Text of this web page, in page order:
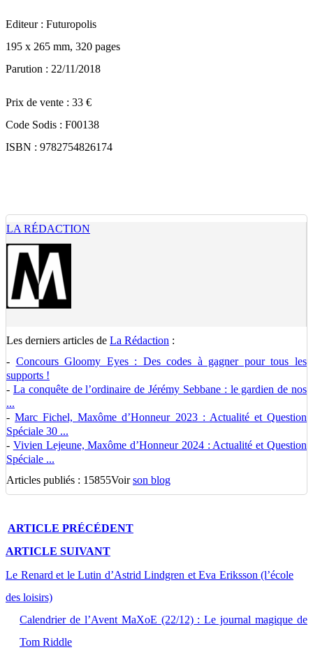
Editeur : Futuropolis
195 x 265 mm, 320 pages
Parution : 22/11/2018
Prix de vente : 33 €
Code Sodis : F00138
ISBN : 9782754826174
LA RÉDACTION
Les derniers articles de La Rédaction :
- Concours Gloomy Eyes : Des codes à gagner pour tous les
supports !
- La conquête de l’ordinaire de Jérémy Sebbane : le gardien de nos
...
-Marc Fichel, Maxôme d’Honneur 2023 : Actualité et Question
Spéciale 30 ...
- Vivien Lejeune, Maxôme d’Honneur 2024 : Actualité et Question
Spéciale ...
Articles publiés : 15855Voirson blog
ARTICLE PRÉCÉDENT
ARTICLE SUIVANT
Le Renard et le Lutin d’Astrid Lindgren et Eva Eriksson (l’école
des loisirs)
Calendrier de l’Avent MaXoE (22/12) : Le journal magique de
Tom Riddle